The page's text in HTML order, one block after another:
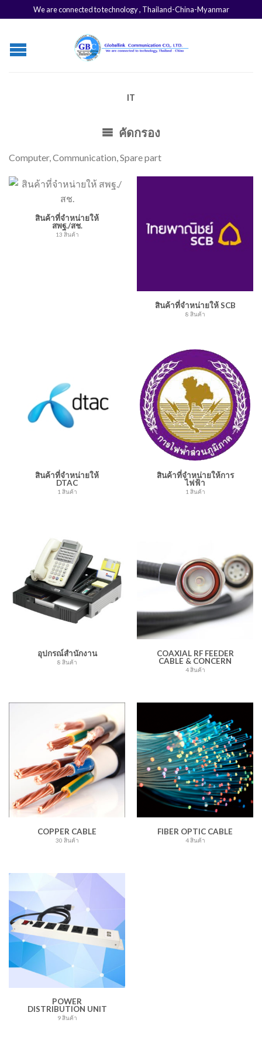
We are connected to technology , Thailand-China-Myanmar
IT
คัดกรอง
Computer, Communication, Spare part
สินค้าที่จำหน่ายให้
สพฐ./สช.
13 สินค้า
สินค้าที่จำหน่ายให้ SCB
8 สินค้า
สินค้าที่จำหน่ายให้
DTAC
1 สินค้า
สินค้าที่จำหน่ายให้การ
ไฟฟ้า
1 สินค้า
อุปกรณ์สำนักงาน
8 สินค้า
COAXIAL RF FEEDER
CABLE & CONCERN
4 สินค้า
COPPER CABLE
30 สินค้า
FIBER OPTIC CABLE
4 สินค้า
POWER
DISTRIBUTION UNIT
9 สินค้า